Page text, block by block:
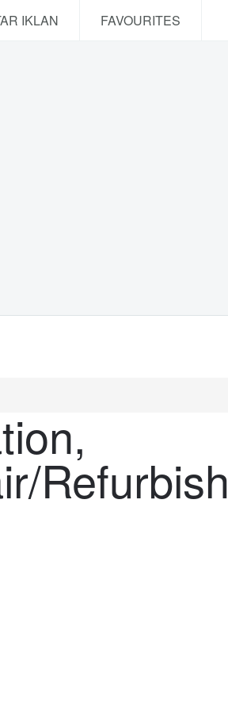
IKLAN FAVOURITES
Refurbish